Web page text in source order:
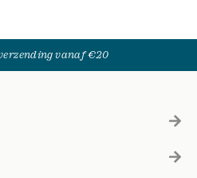
vanaf €20